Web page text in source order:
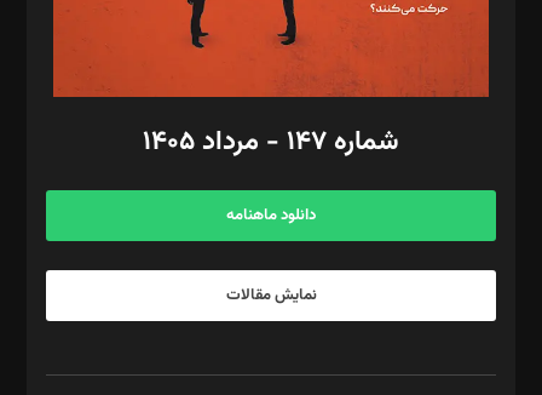
گرافیک و صفحه‌آرایی: سید‌سبحان‌علی ثابت
مد‌یر توسعه تجاری: کامبیز برید‌
امور مالی: شاپور رهبری، محمد‌ کاظمی‌نیا
آگهی و مشترکین: ۰۹۱۹۹۹۹۰۴۵۴
شماره ۱۴۷ - مرداد ۱۴۰۵
دانلود ماهنامه
نمایش مقالات